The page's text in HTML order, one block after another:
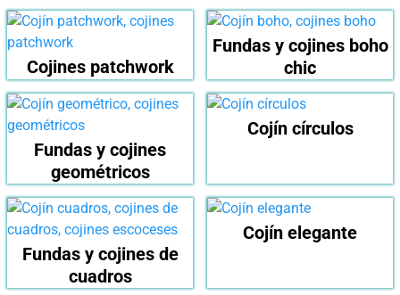
Cojines patchwork
Fundas y cojines boho
chic
Fundas y cojines
geométricos
Cojín círculos
Fundas y cojines de
cuadros
Cojín elegante